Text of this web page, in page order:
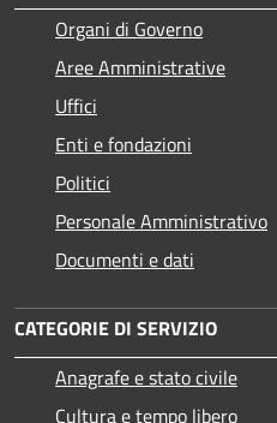
Organi di Governo
Aree Amministrative
Uffici
Enti e fondazioni
Politici
Personale Amministrativo
Documenti e dati
CATEGORIE DI SERVIZIO
Anagrafe e stato civile
Cultura e tempo libero